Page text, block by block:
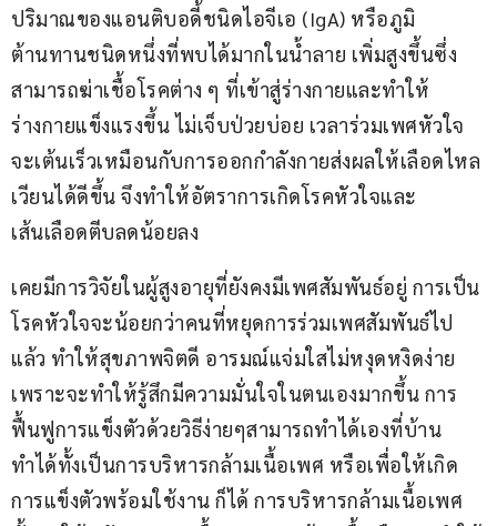
ปริมาณของแอนติบอดี้ชนิดไอจีเอ (IgA) หรือภูมิ
ต้านทานชนิดหนึ่งที่พบได้มากในน้ำลาย เพิ่มสูงขึ้นซึ่ง
สามารถฆ่าเชื้อโรคต่าง ๆ ที่เข้าสู่ร่างกายและทำให้
ร่างกายแข็งแรงขึ้น ไม่เจ็บป่วยบ่อย เวลาร่วมเพศหัวใจ
จะเต้นเร็วเหมือนกับการออกกำลังกายส่งผลให้เลือดไหล
เวียนได้ดีขึ้น จึงทำให้อัตราการเกิดโรคหัวใจและ
เส้นเลือดตีบลดน้อยลง
เคยมีการวิจัยในผู้สูงอายุที่ยังคงมีเพศสัมพันธ์อยู่ การเป็น
โรคหัวใจจะน้อยกว่าคนที่หยุดการร่วมเพศสัมพันธ์ไป
แล้ว ทำให้สุขภาพจิตดี อารมณ์แจ่มใสไม่หงุดหงิดง่าย
เพราะจะทำให้รู้สึกมีความมั่นใจในตนเองมากขึ้น การ
ฟื้นฟูการแข็งตัวด้วยวิธีง่ายๆสามารถทำได้เองที่บ้าน
ทำได้ทั้งเป็นการบริหารกล้ามเนื้อเพศ หรือเพื่อให้เกิด
การแข็งตัวพร้อมใช้งาน ก็ได้ การบริหารกล้ามเนื้อเพศ